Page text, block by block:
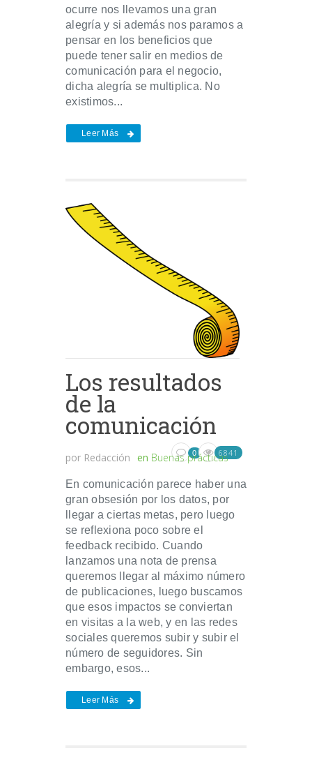
ocurre nos llevamos una gran
alegría y si además nos paramos a
pensar en los beneficios que
puede tener salir en medios de
comunicación para el negocio,
dicha alegría se multiplica. No
existimos...
Leer Más
Los resultados
de la
comunicación
por Redacción en Buenas prácticas
0 6841
En comunicación parece haber una
gran obsesión por los datos, por
llegar a ciertas metas, pero luego
se reflexiona poco sobre el
feedback recibido. Cuando
lanzamos una nota de prensa
queremos llegar al máximo número
de publicaciones, luego buscamos
que esos impactos se conviertan
en visitas a la web, y en las redes
sociales queremos subir y subir el
número de seguidores. Sin
embargo, esos...
Leer Más